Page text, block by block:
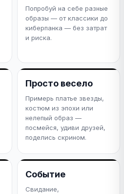
Попробуй на себе разные
образы — от классики до
киберпанка — без затрат
и риска.
Просто весело
Примерь платье звезды,
костюм из эпохи или
нелепый образ —
посмейся, удиви друзей,
поделись скрином.
Событие
Свидание,